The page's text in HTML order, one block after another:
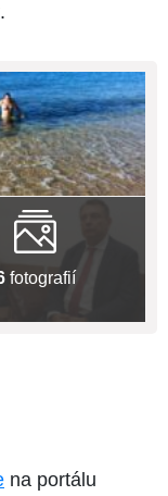
fotografií
na portálu